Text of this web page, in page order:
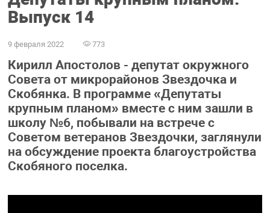
Выпуск 14
9 февраля 2022 773
Кирилл Апостолов - депутат окружного
Совета от микрорайонов Звездочка и
Скобянка. В программе «Депутаты
крупным планом» вместе с ним зашли в
школу №6, побывали на встрече с
Советом ветеранов Звездочки, заглянули
на обсуждение проекта благоустройства
Скобяного поселка.